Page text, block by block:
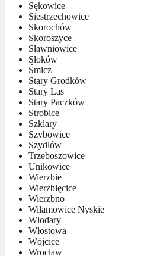
Sękowice
Siestrzechowice
Skorochów
Skoroszyce
Sławniowice
Słoków
Śmicz
Stary Grodków
Stary Las
Stary Paczków
Strobice
Szklary
Szybowice
Szydłów
Trzeboszowice
Unikowice
Wierzbie
Wierzbięcice
Wierzbno
Wilamowice Nyskie
Włodary
Włostowa
Wójcice
Wrocław